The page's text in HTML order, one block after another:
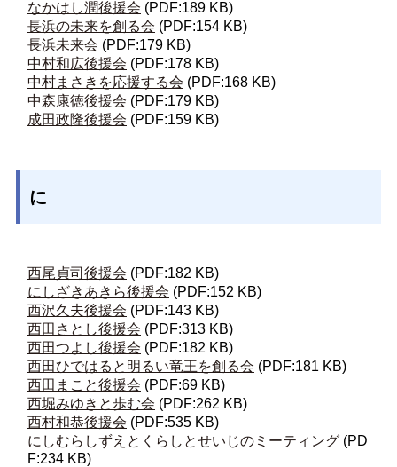
なかはし潤後援会 (PDF:189 KB)
長浜の未来を創る会 (PDF:154 KB)
長浜未来会 (PDF:179 KB)
中村和広後援会 (PDF:178 KB)
中村まさきを応援する会 (PDF:168 KB)
中森康徳後援会 (PDF:179 KB)
成田政隆後援会 (PDF:159 KB)
に
西尾貞司後援会 (PDF:182 KB)
にしざきあきら後援会 (PDF:152 KB)
西沢久夫後援会 (PDF:143 KB)
西田さとし後援会 (PDF:313 KB)
西田つよし後援会 (PDF:182 KB)
西田ひではると明るい竜王を創る会 (PDF:181 KB)
西田まこと後援会 (PDF:69 KB)
西堀みゆきと歩む会 (PDF:262 KB)
西村和恭後援会 (PDF:535 KB)
にしむらしずえとくらしとせいじのミーティング (PD
F:234 KB)